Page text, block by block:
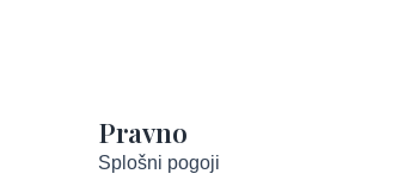
Pravno
Splošni pogoji